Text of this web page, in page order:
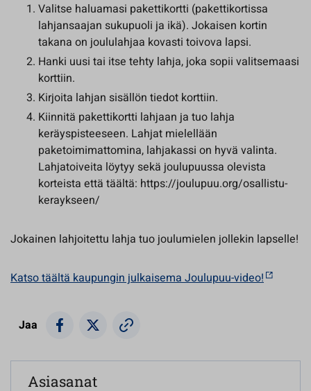
Valitse haluamasi pakettikortti (pakettikortissa
lahjansaajan sukupuoli ja ikä). Jokaisen kortin
takana on joululahjaa kovasti toivova lapsi.
Hanki uusi tai itse tehty lahja, joka sopii valitsemaasi
korttiin.
Kirjoita lahjan sisällön tiedot korttiin.
Kiinnitä pakettikortti lahjaan ja tuo lahja
keräyspisteeseen. Lahjat mielellään
paketoimimattomina, lahjakassi on hyvä valinta.
Lahjatoiveita löytyy sekä joulupuussa olevista
korteista että täältä: https://joulupuu.org/osallistu-
keraykseen/
Jokainen lahjoitettu lahja tuo joulumielen jollekin lapselle!
Katso täältä kaupungin julkaisema Joulupuu-video!
Jaa
Asiasanat